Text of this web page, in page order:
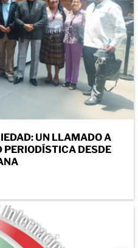
UN LLAMADO A
DESDE